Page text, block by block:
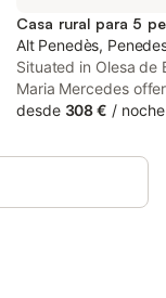
Casa rural para 5
Alt Penedès,
Situated in Olesa de
Maria Mercedes
with a private pool,
accommodation
desde 308 € / noche